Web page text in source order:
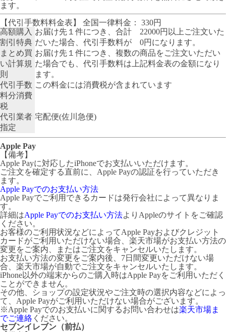
ます。
【代引手数料料金表】 全国一律料金： 330円
高額購入
割引特典
お届け先１件につき、合計 22000円以上ご注文いた
だいた場合、代引手数料が 0円になります。
まとめ買
い計算規
則
お届け先１件につき、複数の商品をご注文いただい
た場合でも、代引手数料は上記料金表の金額になり
ます。
代引手数
料分消費
税
この料金には消費税が含まれています
代引業者
指定
宅配便(佐川急便)
Apple Pay
【備考】
Apple Payに対応したiPhoneでお支払いいただけます。
ご注文を確定する直前に、Apple Payの認証を行っていただき
ます。
Apple Payでのお支払い方法
Apple Payでご利用できるカードは発行会社によって異なりま
す。
詳細はApple Payでのお支払い方法よりAppleのサイトをご確認
ください。
お客様のご利用状況などによってApple Payおよびクレジット
カードがご利用いただけない場合、楽天市場がお支払い方法の
変更をご案内、またはご注文をキャンセルいたします。
お支払い方法の変更をご案内後、7日間変更いただけない場
合、楽天市場が自動でご注文をキャンセルいたします。
iPhone以外の端末からのご購入時はApple Payをご利用いただく
ことができません。
その他、ショップの設定状況やご注文時の選択内容などによっ
て、Apple Payがご利用いただけない場合がございます。
※Apple Payでのお支払いに関するお問い合わせは楽天市場ま
でご連絡 ください。
セブンイレブン（前払）